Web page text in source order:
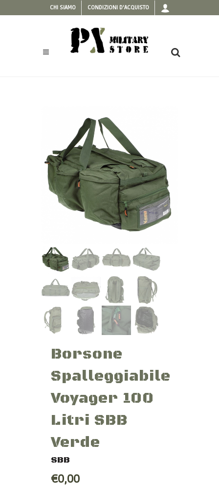
CHI SIAMO CONDIZIONI D'ACQUISTO
Borsone
Spalleggiabile
Voyager 100
Litri SBB
Verde
SBB
€0,00